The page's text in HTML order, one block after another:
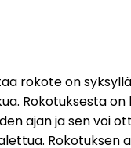
rokote on
Rokotuksesta
ajan ja sen voi
Rokotuksen